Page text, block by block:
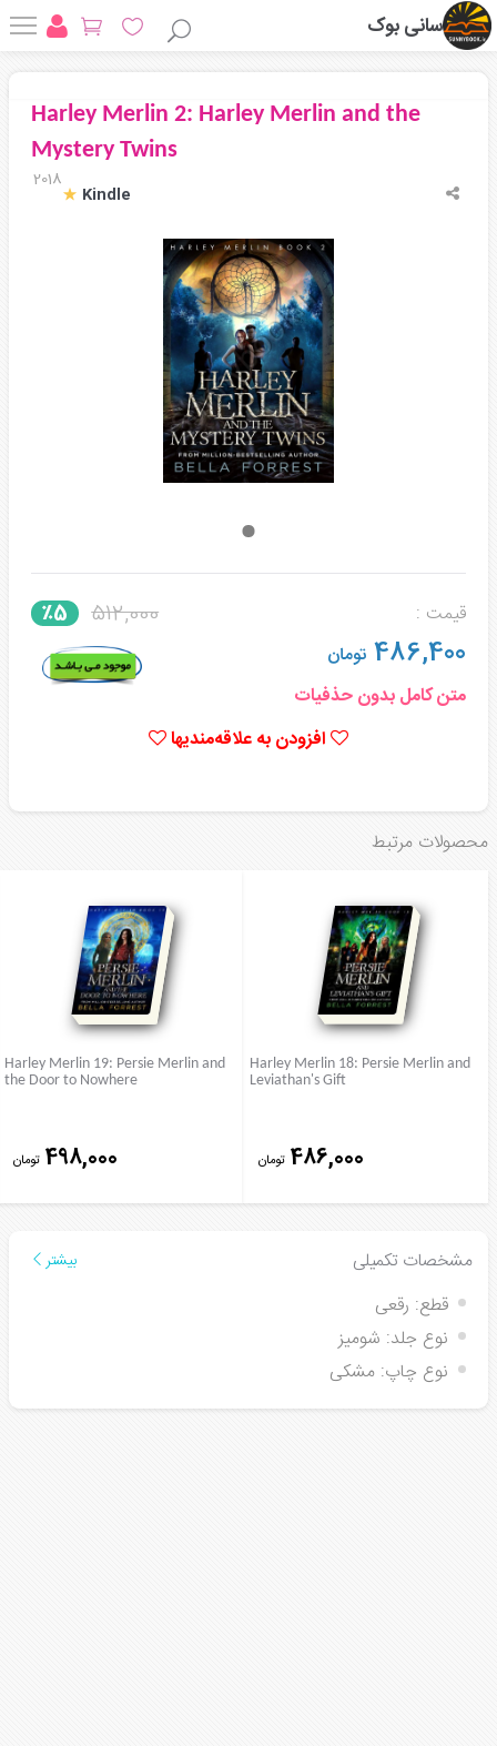
سانی بوک
Harley Merlin 2: Harley Merlin and the
Mystery Twins
2018
Kindle
قیمت : 512,000 ٪5
486,400 تومان
متن کامل بدون حذفیات
افزودن به علاقه‌مندیها
محصولات مرتبط
Harley Merlin 18: Persie Merlin and
Leviathan's Gift
486,000 تومان
Harley Merlin 19: Persie Merlin and
the Door to Nowhere
498,000 تومان
مشخصات تکمیلی بیشتر
قطع: رقعی
نوع جلد: شومیز
نوع چاپ: مشکی